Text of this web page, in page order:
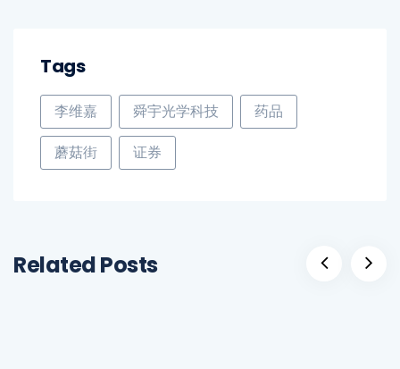
Tags
李维嘉 舜宇光学科技 药品
蘑菇街 证券
Related Posts